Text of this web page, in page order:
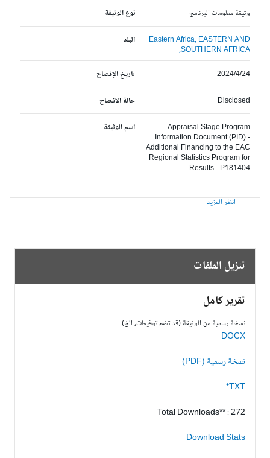
نوع الوثيقة وثيقة معلومات البرنامج
البلد Eastern Africa,EASTERN AND
SOUTHERN AFRICA,
تاريخ الإفصاح
2024/4/24
حالة الافصاح Disclosed
اسم الوثيقة
Appraisal Stage Program
Information Document (PID) -
Additional Financing to the EAC
Regional Statistics Program for
Results - P181404
انظر المزيد
تنزيل الملفات
تقرير كامل
نسخة رسمية من الوثيقة (قد تضم توقيعات، الخ)
DOCX
نسخة رسمية (PDF)
TXT*
Total Downloads** : 272
Download Stats